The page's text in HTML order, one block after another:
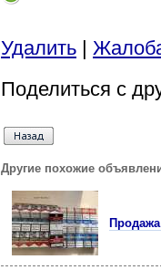
Удалить |
Поделиться с
Другие похожие